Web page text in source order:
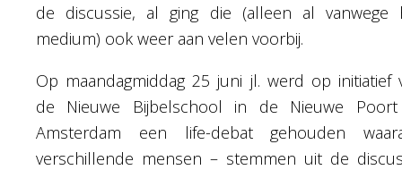
de discussie, al ging die (alleen al vanwege
medium) ook weer aan velen voorbij.
Op maandagmiddag 25 juni jl. werd op initiatief
de Nieuwe Bijbelschool in de Nieuwe
Amsterdam een life-debat gehouden
verschillende mensen – stemmen uit de